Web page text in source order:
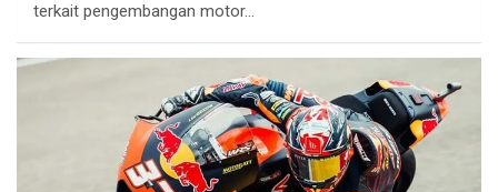
terkait pengembangan motor…